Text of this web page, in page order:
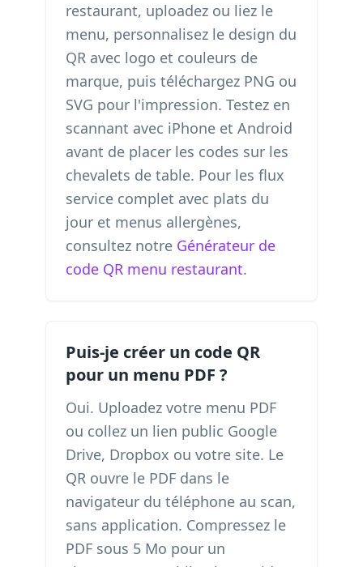
restaurant, uploadez ou liez le
menu, personnalisez le design du
QR avec logo et couleurs de
marque, puis téléchargez PNG ou
SVG pour l'impression. Testez en
scannant avec iPhone et Android
avant de placer les codes sur les
chevalets de table. Pour les flux
service complet avec plats du
jour et menus allergènes,
consultez notre Générateur de
code QR menu restaurant.
Puis-je créer un code QR
pour un menu PDF ?
Oui. Uploadez votre menu PDF
ou collez un lien public Google
Drive, Dropbox ou votre site. Le
QR ouvre le PDF dans le
navigateur du téléphone au scan,
sans application. Compressez le
PDF sous 5 Mo pour un